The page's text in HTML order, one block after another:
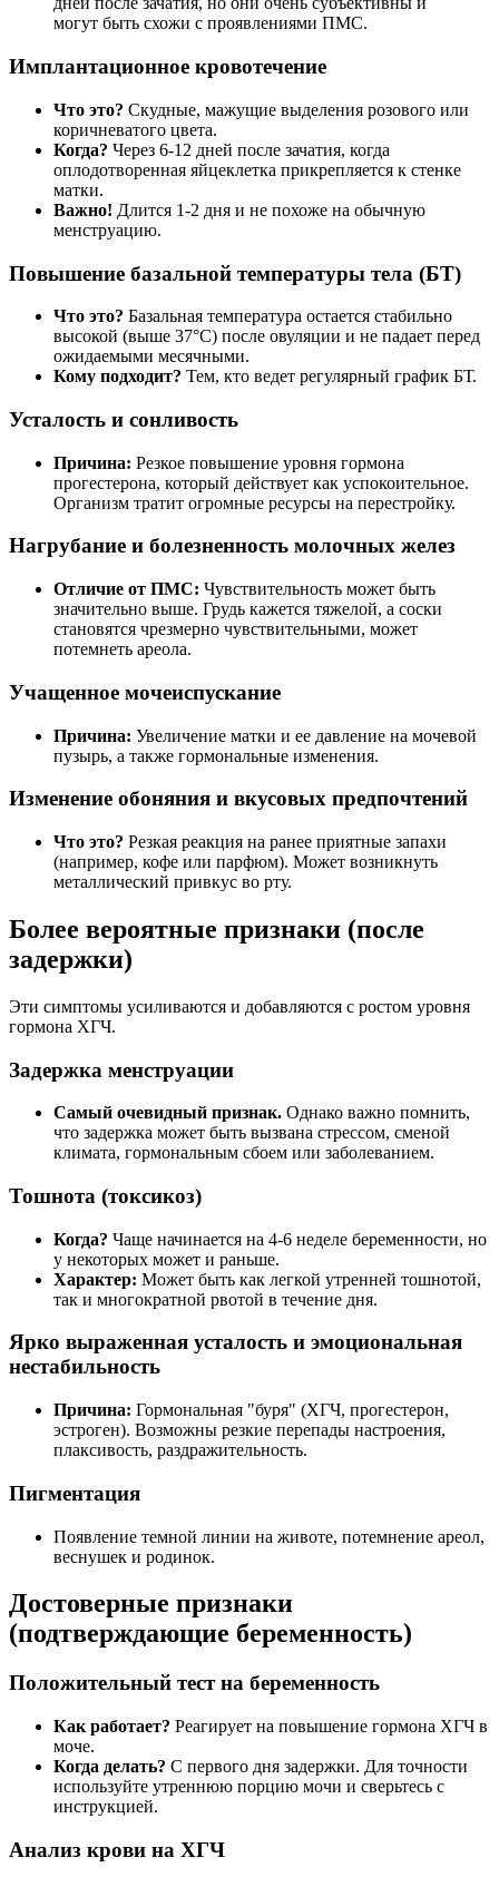
могут быть схожи с проявлениями ПМС.
Имплантационное кровотечение
Что это? Скудные, мажущие выделения розового или
коричневатого цвета.
Когда? Через 6-12 дней после зачатия, когда
оплодотворенная яйцеклетка прикрепляется к стенке
матки.
Важно! Длится 1-2 дня и не похоже на обычную
менструацию.
Повышение базальной температуры тела (БТ)
Что это? Базальная температура остается стабильно
высокой (выше 37°C) после овуляции и не падает перед
ожидаемыми месячными.
Кому подходит? Тем, кто ведет регулярный график БТ.
Усталость и сонливость
Причина: Резкое повышение уровня гормона
прогестерона, который действует как успокоительное.
Организм тратит огромные ресурсы на перестройку.
Нагрубание и болезненность молочных желез
Отличие от ПМС: Чувствительность может быть
значительно выше. Грудь кажется тяжелой, а соски
становятся чрезмерно чувствительными, может
потемнеть ареола.
Учащенное мочеиспускание
Причина: Увеличение матки и ее давление на мочевой
пузырь, а также гормональные изменения.
Изменение обоняния и вкусовых предпочтений
Что это? Резкая реакция на ранее приятные запахи
(например, кофе или парфюм). Может возникнуть
металлический привкус во рту.
Более вероятные признаки (после
задержки)
Эти симптомы усиливаются и добавляются с ростом уровня
гормона ХГЧ.
Задержка менструации
Самый очевидный признак. Однако важно помнить,
что задержка может быть вызвана стрессом, сменой
климата, гормональным сбоем или заболеванием.
Тошнота (токсикоз)
Когда? Чаще начинается на 4-6 неделе беременности, но
у некоторых может и раньше.
Характер: Может быть как легкой утренней тошнотой,
так и многократной рвотой в течение дня.
Ярко выраженная усталость и эмоциональная
нестабильность
Причина: Гормональная "буря" (ХГЧ, прогестерон,
эстроген). Возможны резкие перепады настроения,
плаксивость, раздражительность.
Пигментация
Появление темной линии на животе, потемнение ареол,
веснушек и родинок.
Достоверные признаки
(подтверждающие беременность)
Положительный тест на беременность
Как работает? Реагирует на повышение гормона ХГЧ в
моче.
Когда делать? С первого дня задержки. Для точности
используйте утреннюю порцию мочи и сверьтесь с
инструкцией.
Анализ крови на ХГЧ